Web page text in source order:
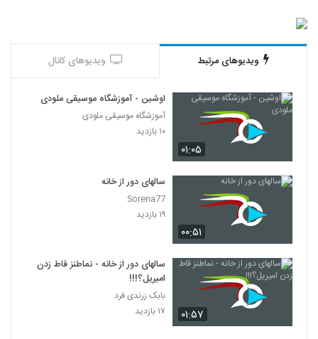
ویدیوهای مرتبط ویدیوهای کانال
۰۱:۰۵
اوشین - آموزشگاه موسیقی ملودی
آموزشگاه موسیقی ملودی
۱۰ بازدید
۰۰:۵۱
سالهای دور از خانه
Sorena77
۱۹ بازدید
۰۱:۵۷
سالهای دور از خانه - نماطنز قاط زدن
امیریل؟!!!
بابک زرندی فرد
۱۷ بازدید